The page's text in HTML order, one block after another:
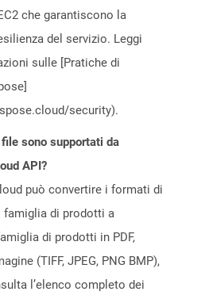
che garantiscono la
del servizio. Leggi
sulle [Pratiche di
security).
sono supportati da
API?
può convertire i formati di
famiglia di prodotti a
di prodotti in PDF,
(TIFF, JPEG, PNG BMP),
l’elenco completo dei